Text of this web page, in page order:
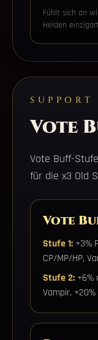
Fühlt sich an
Helden
SUPPORT
Vote
Vote Buff-
für die x3 Old
Vote
Stufe 1: +3%
CP/MP/HP,
Stufe 2:
Vampir, +20%